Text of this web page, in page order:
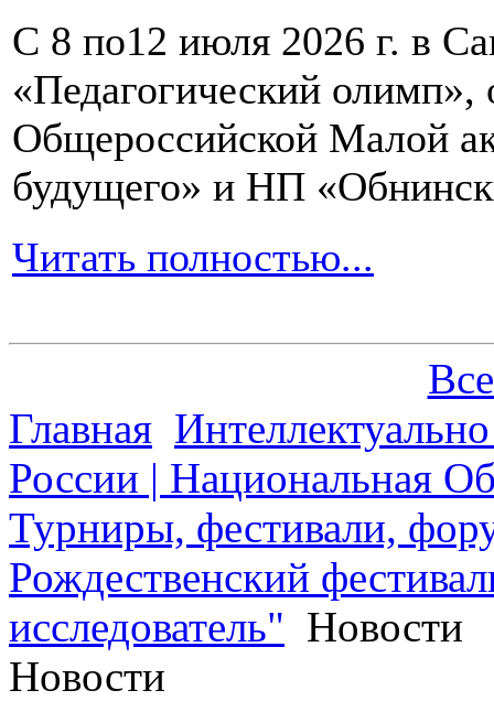
С 8 по12 июля 2026 г. в
«Педагогический олимп»,
Общероссийской Малой
будущего» и НП
Читать полностью...
Главная
России | Национальная
Турниры, фестивали,
Рождественский
исследователь" Новости
Новости